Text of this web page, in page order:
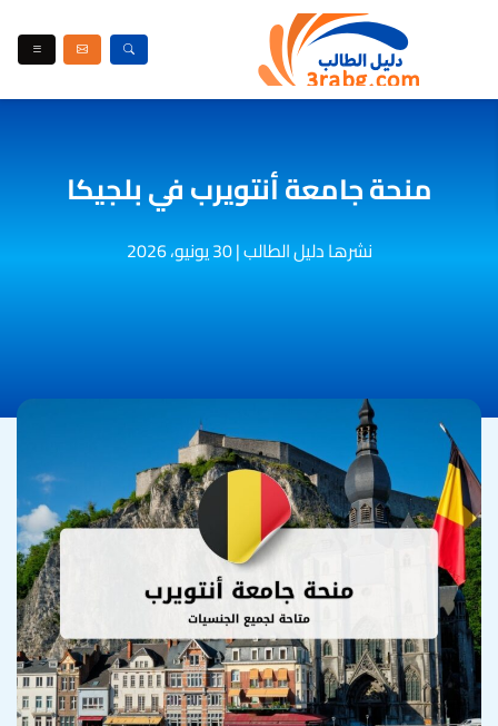
منحة جامعة أنتويرب في بلجيكا
نشرها دليل الطالب|30 يونيو، 2026